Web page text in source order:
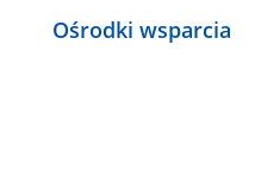
Ośrodki wsparcia